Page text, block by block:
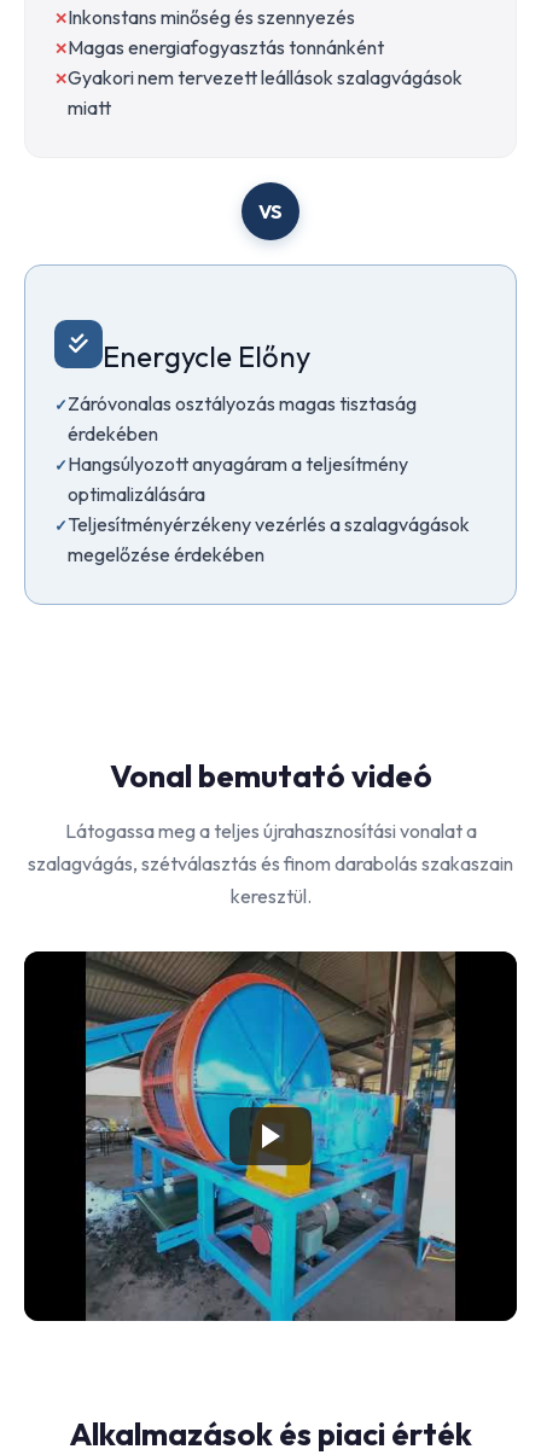
Inkonstans minőség és szennyezés
Magas energiafogyasztás tonnánként
Gyakori nem tervezett leállások szalagvágások
miatt
VS
Energycle Előny
Záróvonalas osztályozás magas tisztaság
érdekében
Hangsúlyozott anyagáram a teljesítmény
optimalizálására
Teljesítményérzékeny vezérlés a szalagvágások
megelőzése érdekében
Vonal bemutató videó
Látogassa meg a teljes újrahasznosítási vonalat a
szalagvágás, szétválasztás és finom darabolás szakaszain
keresztül.
Alkalmazások és piaci érték